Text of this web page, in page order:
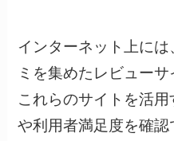
インターネット上に
ミを集めたレビューサ
これらのサイトを活
や利用者満足度を確認